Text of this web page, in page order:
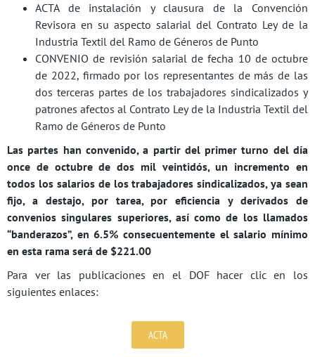
ACTA de instalación y clausura de la Convención
Revisora en su aspecto salarial del Contrato Ley de la
Industria Textil del Ramo de Géneros de Punto
CONVENIO de revisión salarial de fecha 10 de octubre
de 2022, firmado por los representantes de más de las
dos terceras partes de los trabajadores sindicalizados y
patrones afectos al Contrato Ley de la Industria Textil del
Ramo de Géneros de Punto
Las partes han convenido, a partir del primer turno del día
once de octubre de dos mil veintidós, un incremento en
todos los salarios de los trabajadores sindicalizados, ya sean
fijo, a destajo, por tarea, por eficiencia y derivados de
convenios singulares superiores, así como de los llamados
“banderazos”, en 6.5% consecuentemente el salario mínimo
en esta rama será de $221.00
Para ver las publicaciones en el DOF hacer clic en los
siguientes enlaces:
ACTA